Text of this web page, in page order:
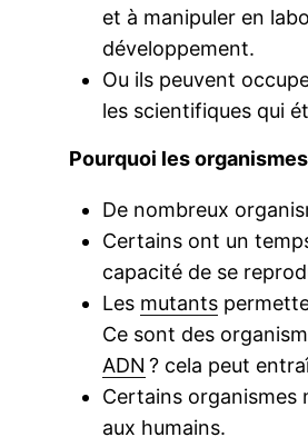
et à manipuler en
développement.
Ou ils peuvent
les scientifiques qui
Pourquoi les
De nombreux
Certains ont un
capacité de se
Les mutants
Ce sont des
ADN ? cela peut
Certains organismes
aux humains.